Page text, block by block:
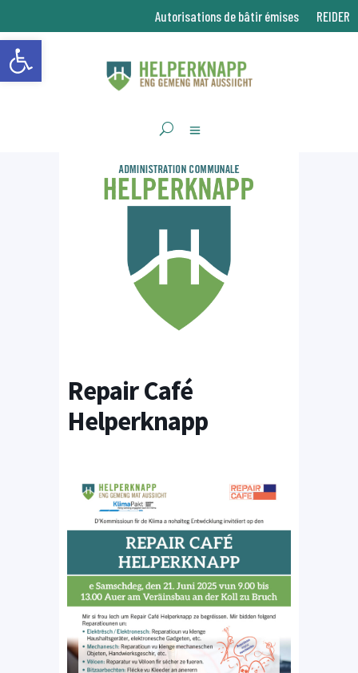
Ouvrir la barre d’outils
Autorisations de bâtir émises REIDER
Repair Café
Helperknapp